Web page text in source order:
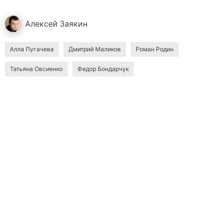
Алексей Заякин
Алла Пугачева Дмитрий Маликов Роман Родин
Татьяна Овсиенко Федор Бондарчук